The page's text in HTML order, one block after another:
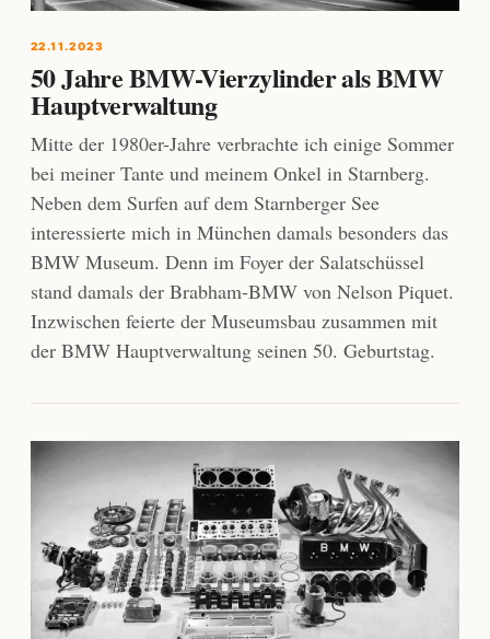
22.11.2023
50 Jahre BMW-Vierzylinder als BMW
Hauptverwaltung
Mitte der 1980er-Jahre verbrachte ich einige Sommer
bei meiner Tante und meinem Onkel in Starnberg.
Neben dem Surfen auf dem Starnberger See
interessierte mich in München damals besonders das
BMW Museum. Denn im Foyer der Salatschüssel
stand damals der Brabham-BMW von Nelson Piquet.
Inzwischen feierte der Museumsbau zusammen mit
der BMW Hauptverwaltung seinen 50. Geburtstag.